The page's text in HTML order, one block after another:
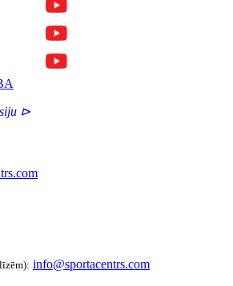
⊳
info@sportacentrs.com